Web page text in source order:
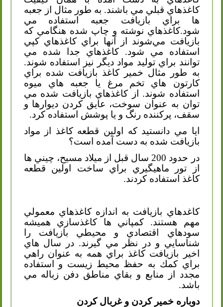
كاغذهاي قبلي مي باشند. به طور مثال از جعبه
ها براي بازيافت جعبه استفاده مي
شود.كاغذهاي نوشته و چاپ شده هنگامي كه
بازيافت مي‌شوند از آنها براي كاغذهاي كپي
استفاده مي شود. كاغذهاي جدا شده مي
توانند براي توليد مواد ديگر نيز استفاده شوند.
به طور مثال خمير كاغذ بازيافت شده براي
كارتون هاي تخم مرغ يا جعبه هاي ميوه
استفاده شوند. از كاغذهاي بازيافت شده مي
توان به عنوان سوخت، عايق كردن ديوارها و
سقف، پركننده رنگ و يا پوشش استفاده كرد.
ايا مي دانستيد كه اولين قطعه كاغذ از مواد
بازيافت شده به دست آمده است؟
در حدود 200 سال قبل از ميلاد مسيح، چيني ها
از تور ماهيگيري براي ساخت اولين قطعه
كاغذ استفاده كردند.
كاغدهاي بازيافت به اندازه كاغذهاي معمولي
مهم هستند. كمپاني ها كاغذسازي هميشه
سودهاي اقتصادي و محيطي بازيافت را
شناسايي و در نظر مي گيرند. در سال هاي
اخير بازيافت كاغذ براي همه به عنوان راهي
براي كمك به حفظ محيط زيست و استفاده
مجدد از منابع و بقاي مناطق دفن زباله مي
باشد.
دوباره خمير كردن و غربال كردن